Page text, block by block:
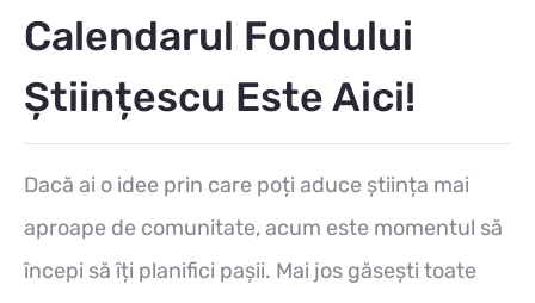
Calendarul Fondului
Științescu Este Aici!
Dacă ai o idee prin care poți aduce știința mai
aproape de comunitate, acum este momentul să
începi să îți planifici pașii. Mai jos găsești toate